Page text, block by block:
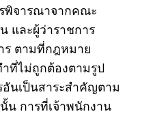
พิจารณาจากคณะ
และผู้ว่าราชการ
ร ตามที่กฎหมาย
ที่ไม่ถูกต้องตามรูป
นเป็นสาระสำคัญตาม
น การที่เจ้าพนักงาน